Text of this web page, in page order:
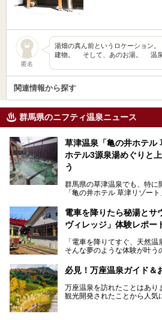
匿名
湯畑の真ん前というロケーション
建物。 そして、あのお湯。 温泉
関連情報から探す
群馬県のニフティ温泉ニュース
草津温泉「亀の井ホテル
ホテル3源泉湯めぐりと
う
群馬県の草津温泉でも、特に
「亀の井ホテル 草津リゾー
ロビーや客室が綺麗になって
ッフェも人気！アクセスはシ
温泉にある姉妹ホテルの「草
今回はそんな「亀の井ホテ
───
提供元：アイコニア・ホスピ
この記事は亀の井ホテル 草
電車を降りたら秘湯とサ
ヴィレッジ」体験レポー
「電車を降りてすぐ、天然温
そんな夢のような体験が叶う
日帰り温泉の「水沼の湯」
２つのエリアがあります。
今回は、その中でも特にユニ
魅力に焦点を当て、温泉好き
必見！万座温泉ガイド＆
万座温泉を訪れたことはあり
観光開発されたことから人気